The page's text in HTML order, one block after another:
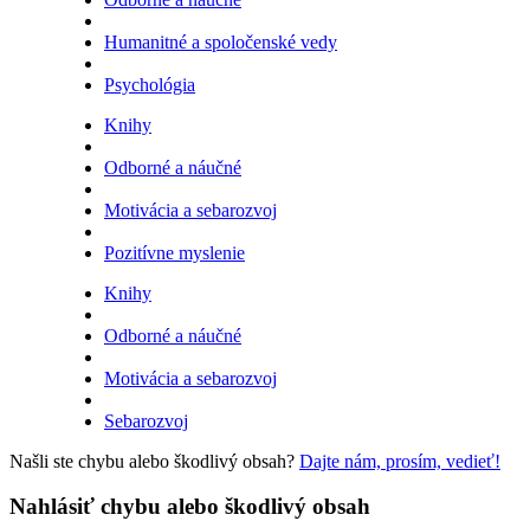
Humanitné a spoločenské vedy
Psychológia
Knihy
Odborné a náučné
Motivácia a sebarozvoj
Pozitívne myslenie
Knihy
Odborné a náučné
Motivácia a sebarozvoj
Sebarozvoj
Našli ste chybu alebo škodlivý obsah? Dajte nám, prosím, vedieť!
Nahlásiť chybu alebo škodlivý obsah